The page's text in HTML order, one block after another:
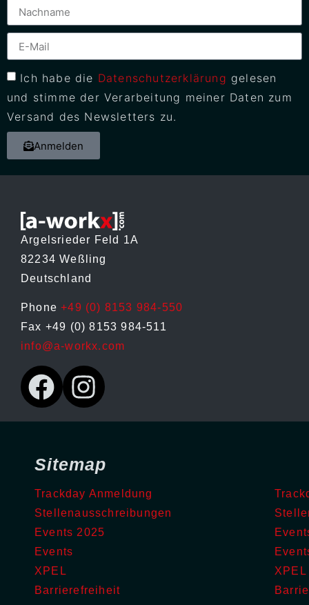
Ich habe die Datenschutzerklärung gelesen
und stimme der Verarbeitung meiner Daten zum
Versand des Newsletters zu.
Anmelden
Argelsrieder Feld 1A
82234 Weßling
Deutschland
Phone+49 (0) 8153 984-550
Fax +49 (0) 8153 984-511
info@a-workx.com
Sitemap
Trackday Anmeldung
Stellenausschreibungen
Events 2025
Events
XPEL
Barrierefreiheit
XPEL